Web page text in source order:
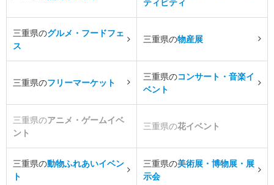
三重県のグルメ・フードフェ
ス
三重県の物産展
三重県のフリーマーケット
三重県のコンサート・音楽イ
ベント
三重県のアニメ・ゲームイベ
ント
三重県の花イベント
三重県の動物ふれあいイベン
ト
三重県の美術展・博物展・展
示会